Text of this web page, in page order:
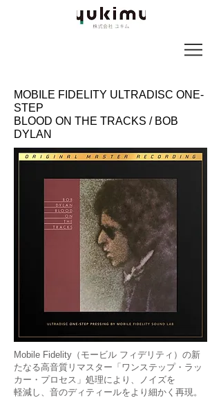
MOBILE FIDELITY ULTRADISC ONE-
STEP
BLOOD ON THE TRACKS / BOB
DYLAN
Mobile Fidelity（モービル フィデリティ）の新
たなる高音質リマスター「ワンステップ・ラッ
カー・プロセス」処理により、ノイズを
軽減し、音のディティールをより細かく再現。